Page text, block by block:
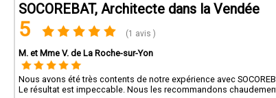
SOCOREBAT, Architecte dans la Vendée
5 (1 avis )
M. et Mme V. de La Roche-sur-Yon
Nous avons été très contents de notre expérience avec
Le résultat est impeccable. Nous les recommandons